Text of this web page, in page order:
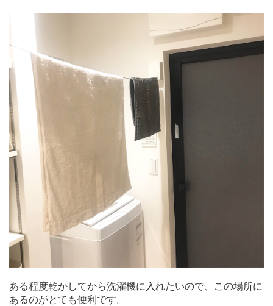
ある程度乾かしてから洗濯機に入れたいので、この場所に
あるのがとても便利です。